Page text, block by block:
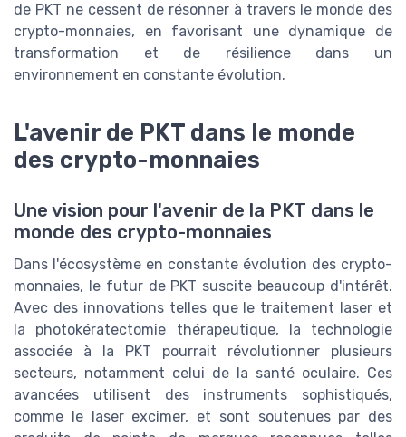
de PKT ne cessent de résonner à travers le monde des
crypto-monnaies, en favorisant une dynamique de
transformation et de résilience dans un
environnement en constante évolution.
L'avenir de PKT dans le monde
des crypto-monnaies
Une vision pour l'avenir de la PKT dans le
monde des crypto-monnaies
Dans l'écosystème en constante évolution des crypto-
monnaies, le futur de PKT suscite beaucoup d'intérêt.
Avec des innovations telles que le traitement laser et
la photokératectomie thérapeutique, la technologie
associée à la PKT pourrait révolutionner plusieurs
secteurs, notamment celui de la santé oculaire. Ces
avancées utilisent des instruments sophistiqués,
comme le laser excimer, et sont soutenues par des